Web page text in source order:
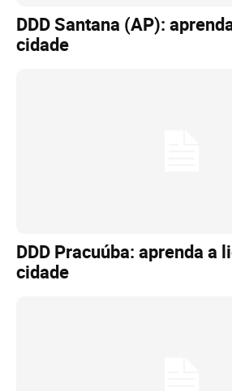
DDD Santana (AP):
cidade
DDD Pracuúba: aprenda a
cidade